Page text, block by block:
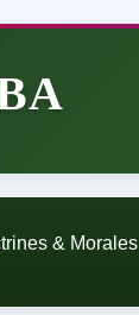
& Morales